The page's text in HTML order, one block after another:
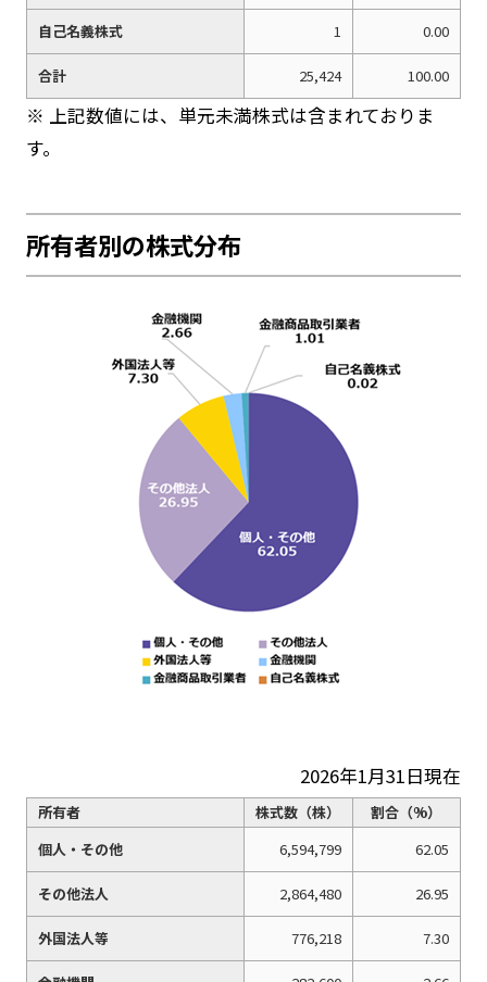
自己名義株式 1 0.00
合計 25,424 100.00
※ 上記数値には、単元未満株式は含まれておりま
す。
所有者別の株式分布
2026年1月31日現在
所有者 株式数（株）
割合（%）
個人・その他
6,594,799 62.05
その他法人 2,864,480 26.95
外国法人等 776,218 7.30